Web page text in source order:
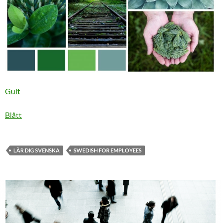
Gult
Blått
LÄR DIG SVENSKA SWEDISH FOR EMPLOYEES